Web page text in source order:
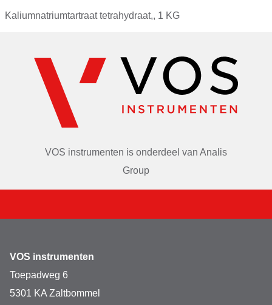
Kaliumnatriumtartraat tetrahydraat,, 1 KG
VOS instrumenten is onderdeel van Analis
Group
VOS instrumenten
Toepadweg 6
5301 KA Zaltbommel